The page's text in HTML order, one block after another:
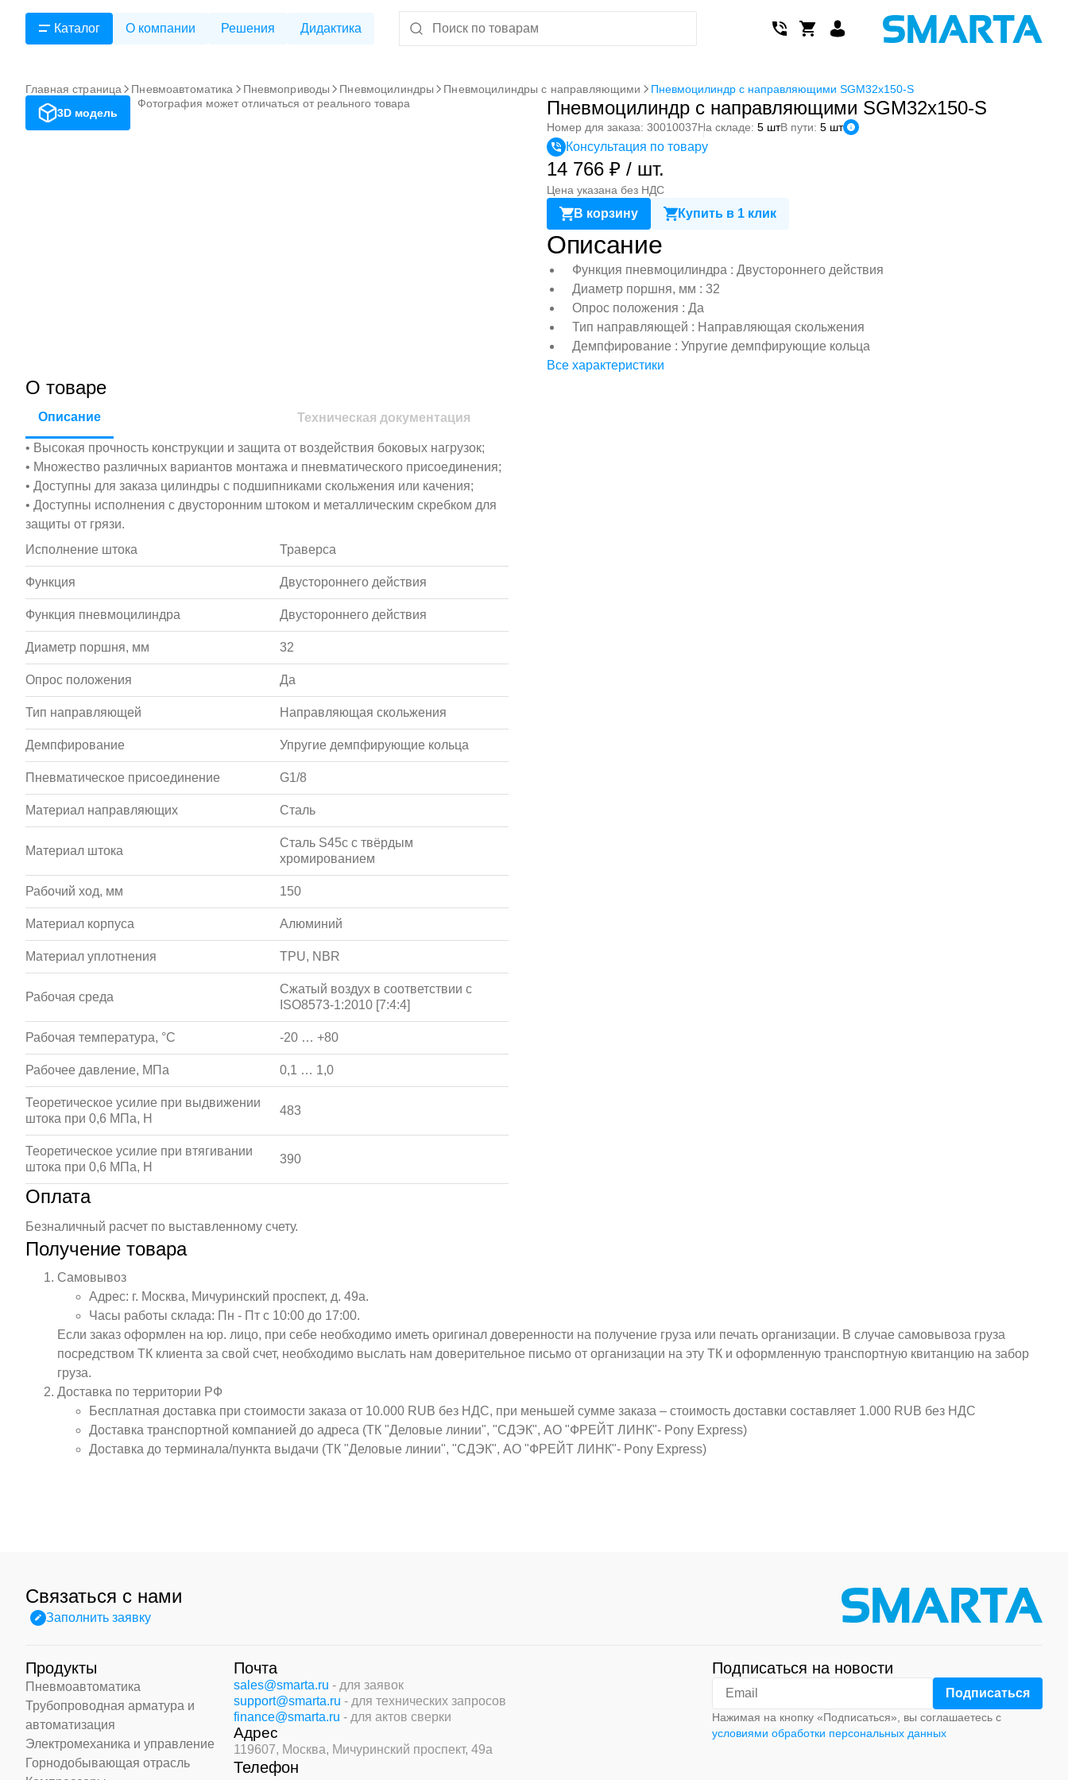
Каталог О компании Решения Дидактика
Главная страница Пневмоавтоматика Пневмоприводы Пневмоцилиндры Пневмоцилиндры с направляющими
Пневмоцилиндр с направляющими SGM32x150-S
3D модель
Фотография может отличаться от реального товара Пневмоцилиндр с направляющими SGM32x150-S
Номер для заказа: 30010037На складе: 5 штВ пути: 5 шт
Консультация по товару
14 766 ₽ / шт.
Цена указана без НДС
В корзину Купить в 1 клик
Описание
Функция пневмоцилиндра : Двустороннего действия
Диаметр поршня, мм : 32
Опрос положения : Да
Тип направляющей : Направляющая скольжения
Демпфирование : Упругие демпфирующие кольца
Все характеристики
О товаре
Описание Техническая документация
• Высокая прочность конструкции и защита от воздействия боковых нагрузок;
• Множество различных вариантов монтажа и пневматического присоединения;
• Доступны для заказа цилиндры с подшипниками скольжения или качения;
• Доступны исполнения с двусторонним штоком и металлическим скребком для
защиты от грязи.
Исполнение штока
Траверса
Функция Двустороннего действия
Функция пневмоцилиндра Двустороннего действия
Диаметр поршня, мм 32
Опрос положения Да
Тип направляющей Направляющая скольжения
Демпфирование Упругие демпфирующие кольца
Пневматическое присоединение G1/8
Материал направляющих Сталь
Материал штока
Сталь S45c с твёрдым
хромированием
Рабочий ход, мм 150
Материал корпуса Алюминий
Материал уплотнения TPU, NBR
Рабочая среда
Сжатый воздух в соответствии с
ISO8573-1:2010 [7:4:4]
Рабочая температура, °С -20 … +80
Рабочее давление, МПа 0,1 … 1,0
Теоретическое усилие при выдвижении
штока при 0,6 МПа, Н
483
Теоретическое усилие при втягивании
штока при 0,6 МПа, Н
390
Оплата
Безналичный расчет по выставленному счету.
Получение товара
Самовывоз
Адрес: г. Москва, Мичуринский проспект, д. 49а.
Часы работы склада: Пн - Пт с 10:00 до 17:00.
Если заказ оформлен на юр. лицо, при себе необходимо иметь оригинал доверенности на получение груза или печать организации. В случае самовывоза груза
посредством ТК клиента за свой счет, необходимо выслать нам доверительное письмо от организации на эту ТК и оформленную транспортную квитанцию на забор
груза.
Доставка по территории РФ
Бесплатная доставка при стоимости заказа от 10.000 RUB без НДС, при меньшей сумме заказа – стоимость доставки составляет 1.000 RUB без НДС
Доставка транспортной компанией до адреса (ТК "Деловые линии", "СДЭК", АО "ФРЕЙТ ЛИНК"- Pony Express)
Доставка до терминала/пункта выдачи (ТК "Деловые линии", "СДЭК", АО "ФРЕЙТ ЛИНК"- Pony Express)
Связаться с нами
Заполнить заявку
Продукты
Пневмоавтоматика
Трубопроводная арматура и
автоматизация
Электромеханика и управление
Горнодобывающая отрасль
Почта
sales@smarta.ru - для заявок
support@smarta.ru - для технических запросов
finance@smarta.ru - для актов сверки
Адрес
119607, Москва, Мичуринский проспект, 49а
Телефон
Подписаться на новости
Нажимая на кнопку «Подписаться», вы соглашаетесь с
условиями обработки персональных данных